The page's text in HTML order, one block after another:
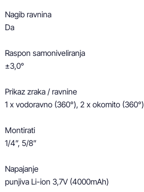
Nagib ravnina
Da
Raspon samoniveliranja
±3,0°
Prikaz zraka / ravnine
1 x vodoravno (360°), 2 x okomito (360°)
Montirati
1/4”, 5/8”
Napajanje
punjiva Li-ion 3,7V (4000mAh)